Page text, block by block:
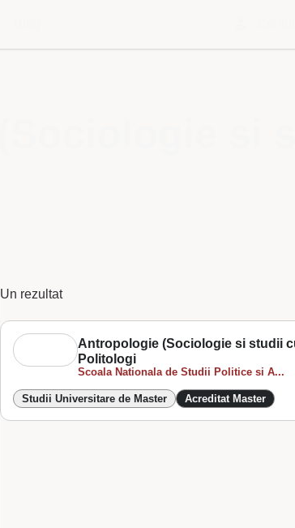
Un rezultat
Antropologie (Sociologie si studii
Politologi
Scoala Nationala de Studii Politice si A...
Studii Universitare de Master Acreditat Master